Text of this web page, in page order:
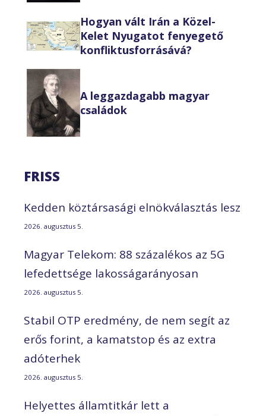
Hogyan vált Irán a Közel-
Kelet Nyugatot fenyegető
konfliktusforrásává?
A leggazdagabb magyar
családok
FRISS
Kedden köztársasági elnökválasztás lesz
2026. augusztus 5.
Magyar Telekom: 88 százalékos az 5G
lefedettsége lakosságarányosan
2026. augusztus 5.
Stabil OTP eredmény, de nem segít az
erős forint, a kamatstop és az extra
adóterhek
2026. augusztus 5.
Helyettes államtitkár lett a